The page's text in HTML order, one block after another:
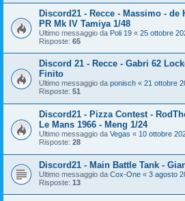
Discord21 - Recce - Massimo - de
PR Mk IV Tamiya 1/48
Ultimo messaggio da Poli 19 « 25 ottobre
Risposte: 65
Discord 21 - Recce - Gabri 62
Finito
Ultimo messaggio da ponisch « 21 ottobre
Risposte: 51
Discord21 - Pizza Contest -
Le Mans 1966 - Meng 1/24
Ultimo messaggio da Vegas « 10 ottobre
Risposte: 28
Discord21 - Main Battle Tank -
Ultimo messaggio da Cox-One « 3 agosto
Risposte: 13